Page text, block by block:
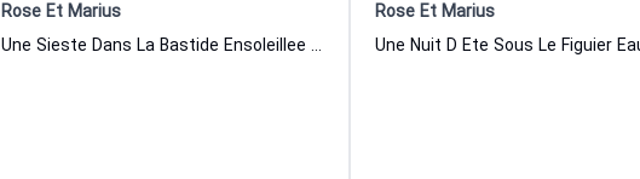
Rose Et Marius
Une Sieste Dans La Bastide Ensoleillee Eau de Parfum Women and Men Rose Et Marius
Rose Et Marius